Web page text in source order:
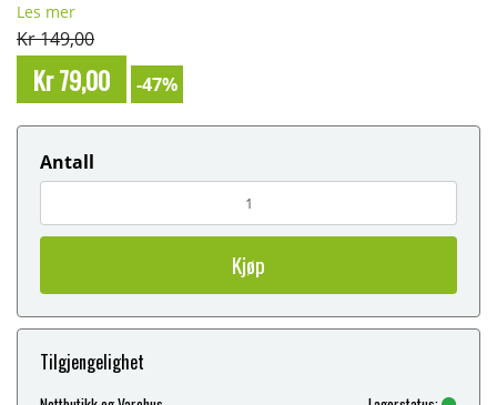
Les mer
Kr 149,00
Kr 79,00 -47%
Antall
Kjøp
Tilgjengelighet